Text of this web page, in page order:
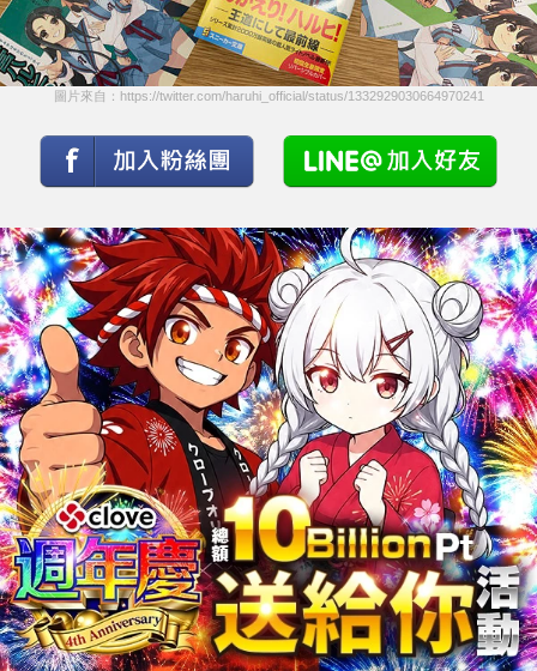
圖片來自：https://twitter.com/haruhi_official/status/1332929030664970241